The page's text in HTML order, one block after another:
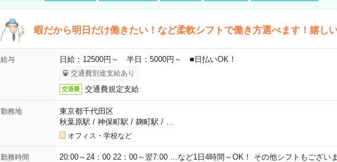
暇だから明日だけ働きたい！など柔軟シフトで働き方選べます！嬉し
給与 日給：12500円～ 半日：5000円～ ■日払いOK！
交通費別途支給あり
交通費 交通費規定支給
勤務地
東京都千代田区
秋葉原駅 / 神保町駅 / 麹町駅 /
オフィス・学校など
勤務時間 20:00～24：00 22：00～翌7:00 …など1日4時間～OK！ その他シフトもござい